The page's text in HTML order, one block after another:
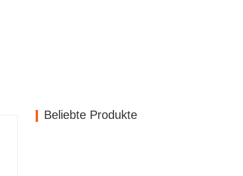
Beliebte Produkte